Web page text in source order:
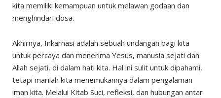
kita memiliki kemampuan untuk melawan godaan dan
menghindari dosa.
Akhirnya, Inkarnasi adalah sebuah undangan bagi kita
untuk percaya dan menerima Yesus, manusia sejati dan
Allah sejati, di dalam hati kita. Hal ini sulit untuk dipahami,
tetapi marilah kita menemukannya dalam pengalaman
iman kita. Melalui Kitab Suci, refleksi, dan hubungan antar